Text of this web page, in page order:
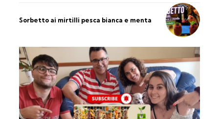
Sorbetto ai mirtilli pesca bianca e menta